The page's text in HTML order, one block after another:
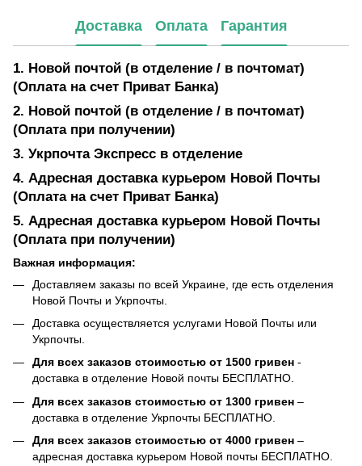
Доставка Оплата Гарантия
1. Новой почтой (в отделение / в почтомат)
(Оплата на счет Приват Банка)
2. Новой почтой (в отделение / в почтомат)
(Оплата при получении)
3. Укрпочта Экспресс в отделение
4. Адресная доставка курьером Новой Почты
(Оплата на счет Приват Банка)
5. Адресная доставка курьером Новой Почты
(Оплата при получении)
Важная информация:
Доставляем заказы по всей Украине, где есть отделения
Новой Почты и Укрпочты.
Доставка осуществляется услугами Новой Почты или
Укрпочты.
Для всех заказов стоимостью от 1500 гривен -
доставка в отделение Новой почты БЕСПЛАТНО.
Для всех заказов стоимостью от 1300 гривен –
доставка в отделение Укрпочты БЕСПЛАТНО.
Для всех заказов стоимостью от 4000 гривен –
адресная доставка курьером Новой почты БЕСПЛАТНО.